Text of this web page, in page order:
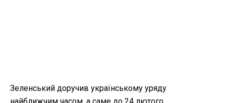
Зеленський доручив українському уряду
найближчим часом, а саме до 24 лютого,